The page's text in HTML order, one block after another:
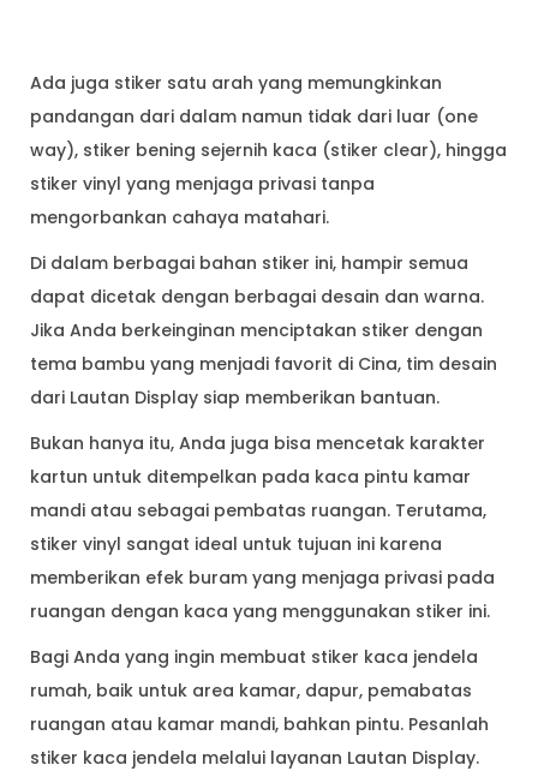
Ada juga stiker satu arah yang memungkinkan
pandangan dari dalam namun tidak dari luar (one
way), stiker bening sejernih kaca (stiker clear), hingga
stiker vinyl yang menjaga privasi tanpa
mengorbankan cahaya matahari.
Di dalam berbagai bahan stiker ini, hampir semua
dapat dicetak dengan berbagai desain dan warna.
Jika Anda berkeinginan menciptakan stiker dengan
tema bambu yang menjadi favorit di Cina, tim desain
dari Lautan Display siap memberikan bantuan.
Bukan hanya itu, Anda juga bisa mencetak karakter
kartun untuk ditempelkan pada kaca pintu kamar
mandi atau sebagai pembatas ruangan. Terutama,
stiker vinyl sangat ideal untuk tujuan ini karena
memberikan efek buram yang menjaga privasi pada
ruangan dengan kaca yang menggunakan stiker ini.
Bagi Anda yang ingin membuat stiker kaca jendela
rumah, baik untuk area kamar, dapur, pemabatas
ruangan atau kamar mandi, bahkan pintu. Pesanlah
stiker kaca jendela melalui layanan Lautan Display.